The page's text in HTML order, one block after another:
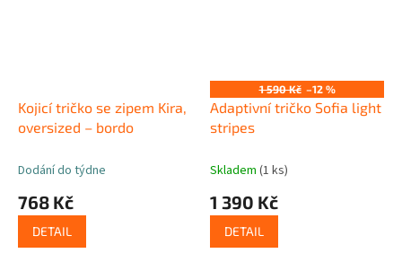
Kojicí tričko se zipem Kira,
oversized – bordo
Dodání do týdne
768 Kč
DETAIL
1 590 Kč –12 %
Adaptivní tričko Sofia light
stripes
Skladem (1 ks)
1 390 Kč
DETAIL